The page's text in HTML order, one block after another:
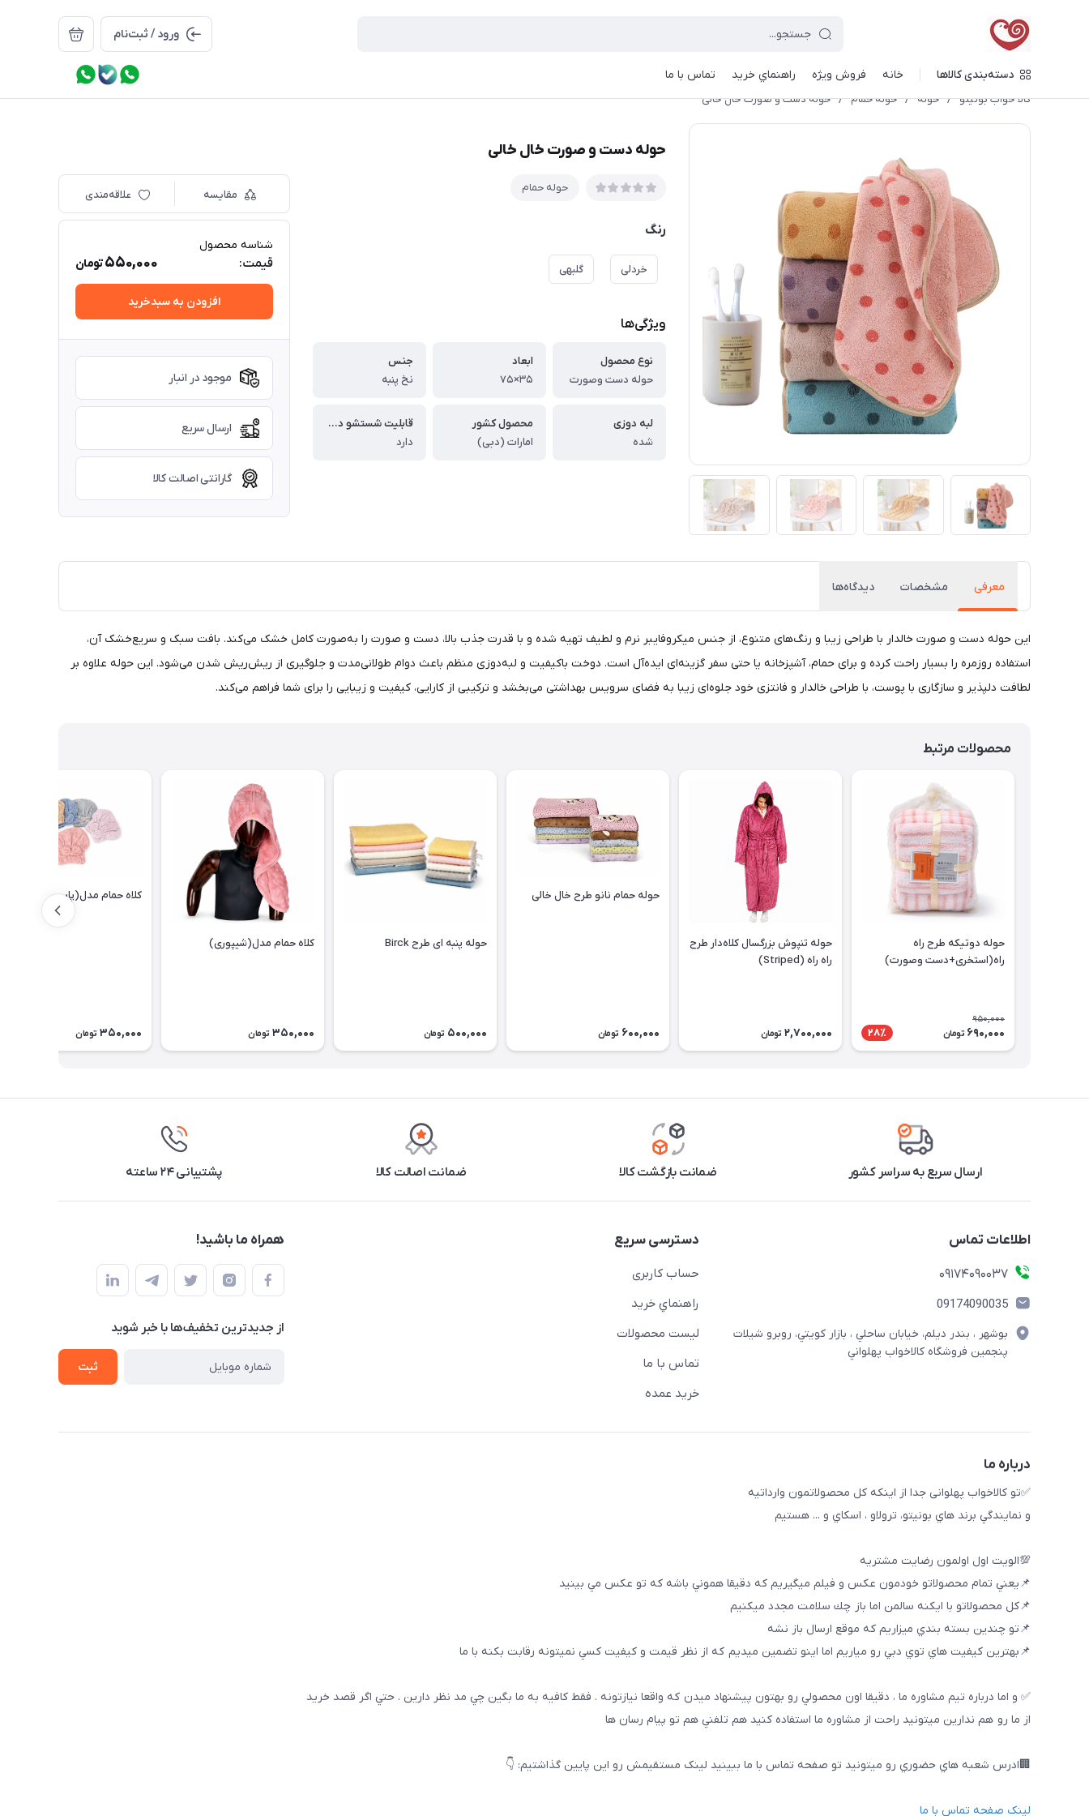
ورود / ثبت‌نام
دسته‌بندی کالاها خانه فروش ویژه راهنماي خريد تماس با ما
کالا خواب بونیتو / حوله / حوله حمام / حوله دست و صورت خال خالی
حوله دست و صورت خال خالی
حوله حمام
رنگ
خردلی گلبهی
ویژگی‌ها
نوع محصول
حوله دست وصورت
ابعاد
۳۵×۷۵
جنس
نخ پنبه
لبه دوزی
شده
محصول کشور
امارات (دبی)
قابلیت شستشو در ماشین لباسشویی
دارد
مقایسه علاقه‌مندی
شناسه محصول
قیمت: 550,000تومان
افزودن به سبدخرید
موجود در انبار
ارسال سریع
گارانتی اصالت کالا
معرفی مشخصات دیدگاه‌ها
این حوله دست و صورت خالدار با طراحی زیبا و رنگ‌های متنوع، از جنس میکروفایبر نرم و لطیف تهیه شده و با قدرت جذب بالا، دست و صورت را به‌صورت کامل خشک می‌کند. بافت سبک و سریع‌خشک آن،
استفاده روزمره را بسیار راحت کرده و برای حمام، آشپزخانه یا حتی سفر گزینه‌ای ایده‌آل است. دوخت باکیفیت و لبه‌دوزی منظم باعث دوام طولانی‌مدت و جلوگیری از ریش‌ریش شدن می‌شود. این حوله علاوه بر
لطافت دلپذیر و سازگاری با پوست، با طراحی خالدار و فانتزی خود جلوه‌ای زیبا به فضای سرویس بهداشتی می‌بخشد و ترکیبی از کارایی، کیفیت و زیبایی را برای شما فراهم می‌کند.
محصولات مرتبط
حوله دوتیکه طرح راه
راه(استخری+دست وصورت)
950,000
690,000 تومان 28٪
حوله تنپوش بزرگسال کلاه‌دار طرح
راه راه (Striped)
2,700,000 تومان
حوله حمام نانو طرح خال خالی
600,000 تومان
حوله پنبه ای طرح Birck
500,000 تومان
کلاه حمام مدل(شیپوری)
350,000 تومان
کلاه حمام مدل(پاپیونی)
350,000 تومان
ارسال سریع به سراسر کشور ضمانت بازگشت کالا ضمانت اصالت کالا پشتیبانی ۲۴ ساعته
اطلاعات تماس
09174090037
09174090035
بوشهر ، بندر ديلم، خيابان ساحلي ، بازار كويتي، روبرو شيلات
پنجمين فروشگاه كالاخواب پهلواني
دسترسی سریع
حساب کاربری
راهنماي خريد
لیست محصولات
تماس با ما
خريد عمده
همراه ما باشید!
از جدید‌ترین تخفیف‌ها با‌ خبر شوید
ثبت
درباره ما
✅تو كالاخواب پهلوانى جدا از اينكه كل محصولاتمون وارداتيه
و نمايندگي برند هاي بونيتو، ترولاو ، اسكاي و ... هستيم
💯الويت اول اولمون رضايت مشتريه
📌يعني تمام محصولاتو خودمون عكس و فيلم ميگيريم كه دقيقا هموني باشه كه تو عكس مي بينيد
📌كل محصولاتو با ايكنه سالمن اما باز چك سلامت مجدد ميكنيم
📌تو چندين بسته بندي ميزاريم كه موقع ارسال باز نشه
📌بهترين كيفيت هاي توي دبي رو مياريم اما اينو تضمين ميديم كه از نظر قيمت و كيفيت كسي نميتونه رقابت بكنه با ما
✅ و اما درباره تيم مشاوره ما ، دقيقا اون محصولي رو بهتون پيشنهاد ميدن كه واقعا نيازتونه . فقط كافيه به ما بگين چي مد نظر دارين . حتي اگر قصد خريد
از ما رو هم ندارين ميتونيد راحت از مشاوره ما استفاده كنيد هم تلفني هم تو پيام رسان ها
🏢ادرس شعبه هاي حضوري رو ميتونيد تو صفحه تماس با ما ببینيد لینک مستقیمش رو این پایین گذاشتیم: 👇
لینک صفحه تماس با ما